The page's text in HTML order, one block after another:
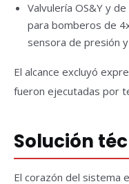
Valvulería OS&Y y
para bomberos de
sensora de presión
El alcance excluyó
fueron ejecutadas por
Solución
El corazón del sistema